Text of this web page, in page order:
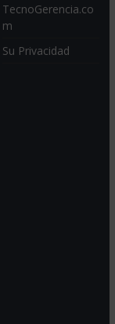
TecnoGerencia.co
m
Su Privacidad